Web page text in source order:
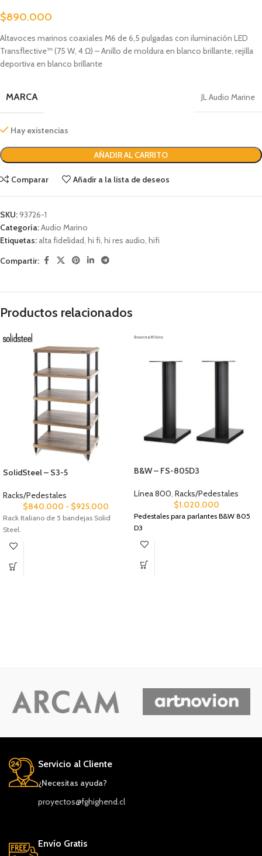
$890.000
Altavoces marinos coaxiales M6 de 6,5 pulgadas con iluminación LED
Transflective™ (75 W, 4 Ω) – Anillo de moldura en blanco brillante, rejilla
deportiva en blanco brillante
MARCA JL Audio Marine
Hay existencias
AÑADIR AL CARRITO
Comparar Añadir a la lista de deseos
SKU:93726-1
Categoría:Audio Marino
Etiquetas: alta fidelidad, hi fi, hi res audio, hifi
Compartir:
Productos relacionados
SolidSteel – S3-5
Racks/Pedestales
$840.000 - $925.000
Rack Italiano de 5 bandejas Solid
Steel.
B&W – FS-805D3
Línea 800, Racks/Pedestales
$1.020.000
Pedestales para parlantes B&W 805
D3
Servicio al Cliente
¿Necesitas ayuda?
proyectos@fghighend.cl
Envío Gratis